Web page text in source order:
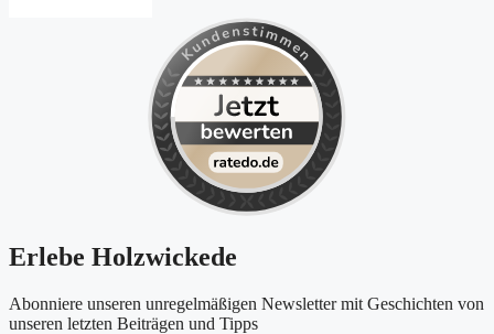
Erlebe Holzwickede
Abonniere unseren unregelmäßigen Newsletter mit Geschichten von
unseren letzten Beiträgen und Tipps